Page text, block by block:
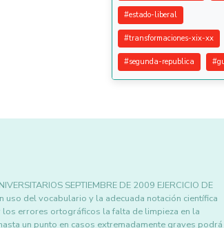
#estado-liberal
#transformaciones-xix-xx
#segunda-republica #
SEPTIEMBRE DE 2009 EJERCICIO DE
uso del vocabulario y la adecuada notación científica
errores ortográficos la falta de limpieza en la
un punto en casos extremadamente graves podrá